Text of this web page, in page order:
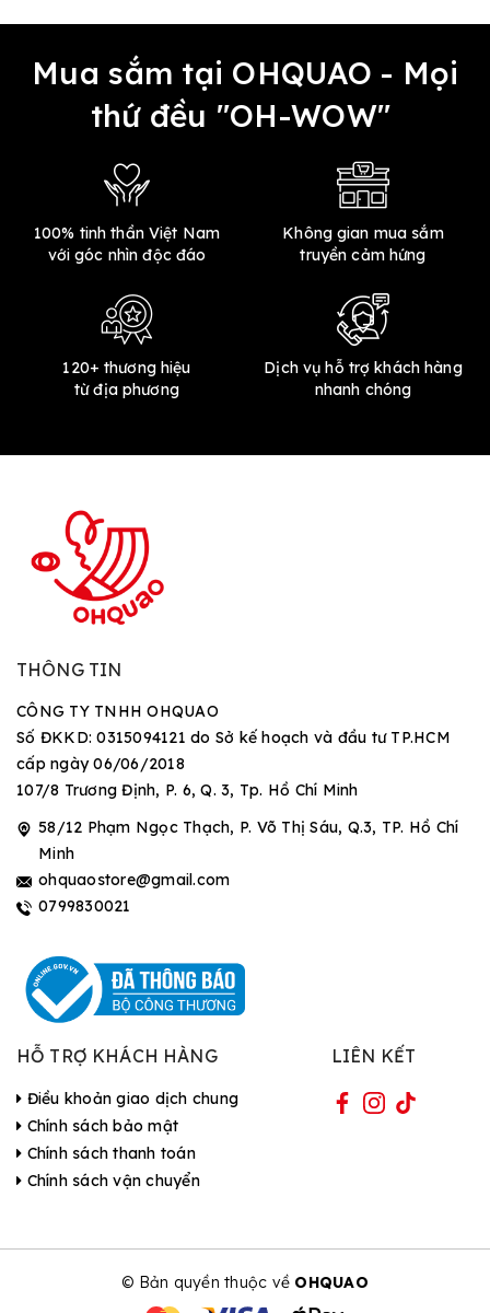
Mua sắm tại OHQUAO - Mọi
thứ đều "OH-WOW"
100% tinh thần Việt Nam
với góc nhìn độc đáo
Không gian mua sắm
truyền cảm hứng
120+ thương hiệu
từ địa phương
Dịch vụ hỗ trợ khách hàng
nhanh chóng
THÔNG TIN
CÔNG TY TNHH OHQUAO
Số ĐKKD: 0315094121 do Sở kế hoạch và đầu tư TP.HCM
cấp ngày 06/06/2018
107/8 Trương Định, P. 6, Q. 3, Tp. Hồ Chí Minh
58/12 Phạm Ngọc Thạch, P. Võ Thị Sáu, Q.3, TP. Hồ Chí
Minh
ohquaostore@gmail.com
0799830021
HỖ TRỢ KHÁCH HÀNG
Điều khoản giao dịch chung
Chính sách bảo mật
Chính sách thanh toán
Chính sách vận chuyển
LIÊN KẾT
© Bản quyền thuộc về OHQUAO
| Cung cấp bởi Sapo